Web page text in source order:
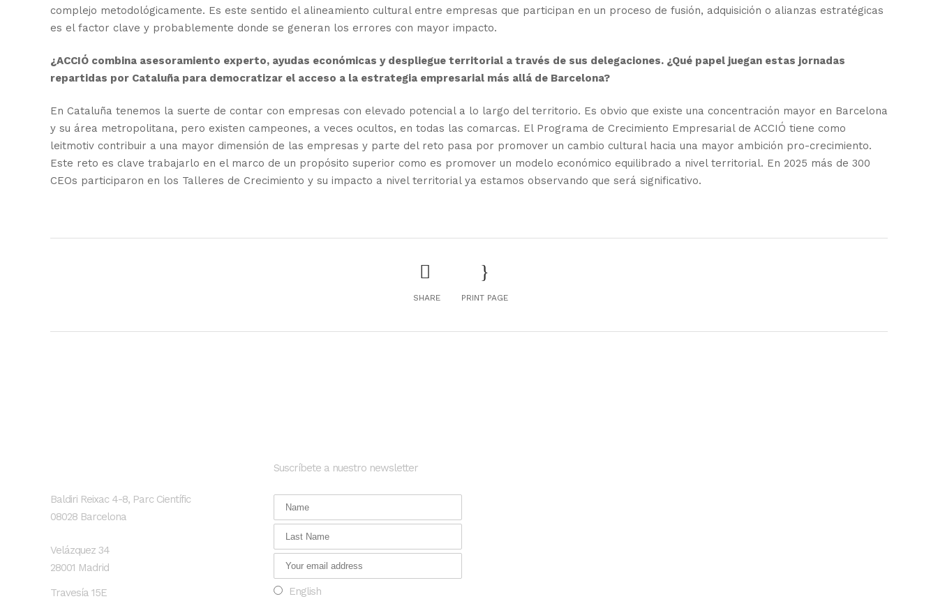
complejo metodológicamente. Es este sentido el alineamiento cultural entre empresas que participan en un proceso de fusión, adquisición o alianzas estratégicas
es el factor clave y probablemente donde se generan los errores con mayor impacto.
¿ACCIÓ combina asesoramiento experto, ayudas económicas y despliegue territorial a través de sus delegaciones. ¿Qué papel juegan estas jornadas
repartidas por Cataluña para democratizar el acceso a la estrategia empresarial más allá de Barcelona?
En Cataluña tenemos la suerte de contar con empresas con elevado potencial a lo largo del territorio. Es obvio que existe una concentración mayor en Barcelona
y su área metropolitana, pero existen campeones, a veces ocultos, en todas las comarcas. El Programa de Crecimiento Empresarial de ACCIÓ tiene como
leitmotiv contribuir a una mayor dimensión de las empresas y parte del reto pasa por promover un cambio cultural hacia una mayor ambición pro-crecimiento.
Este reto es clave trabajarlo en el marco de un propósito superior como es promover un modelo económico equilibrado a nivel territorial. En 2025 más de 300
CEOs participaron en los Talleres de Crecimiento y su impacto a nivel territorial ya estamos observando que será significativo.
SHARE PRINT PAGE
Baldiri Reixac 4-8, Parc Científic
08028 Barcelona
Velázquez 34
28001 Madrid
Travesía 15E
Suscríbete a nuestro newsletter
English